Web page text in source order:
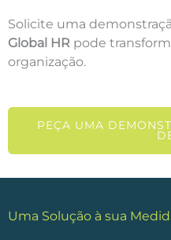
Solicite uma
Global HR pode
organização.
PEÇA UMA
Uma Solução à sua